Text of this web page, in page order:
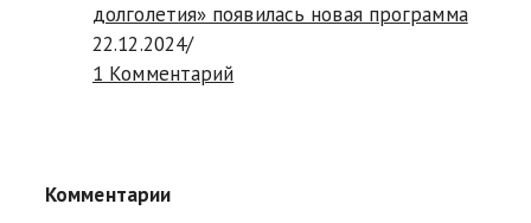
долголетия» появилась новая программа
22.12.2024/
1 Комментарий
Комментарии